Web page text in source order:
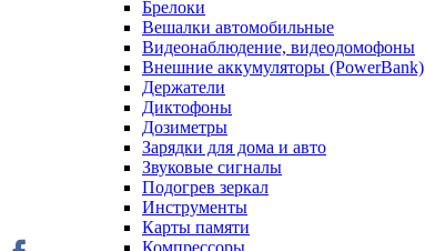
Брелоки
Вешалки автомобильные
Видеонаблюдение, видеодомофоны
Внешние аккумуляторы (PowerBank)
Держатели
Диктофоны
Дозиметры
Зарядки для дома и авто
Звуковые сигналы
Подогрев зеркал
Инструменты
Карты памяти
Компрессоры